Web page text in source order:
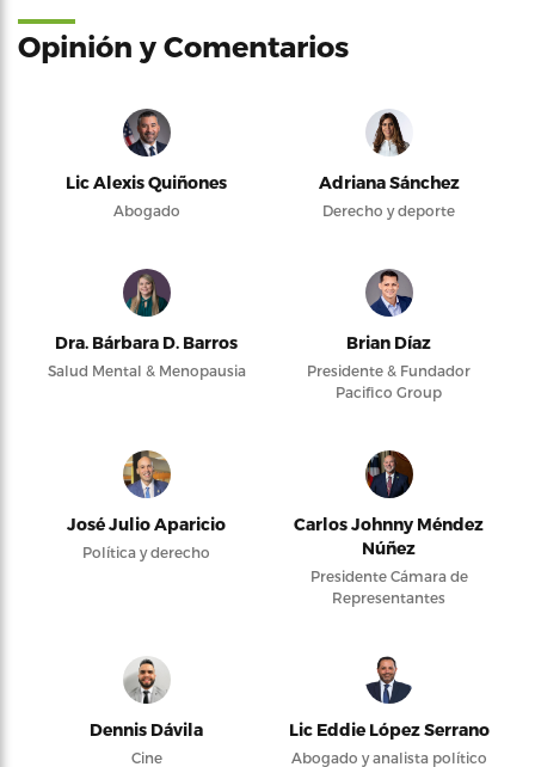
Opinión y Comentarios
Lic Alexis Quiñones
Abogado
Adriana Sánchez
Derecho y deporte
Dra. Bárbara D. Barros
Salud Mental & Menopausia
Brian Díaz
Presidente & Fundador
Pacifico Group
José Julio Aparicio
Política y derecho
Carlos Johnny Méndez
Núñez
Presidente Cámara de
Representantes
Dennis Dávila
Cine
Lic Eddie López Serrano
Abogado y analista político